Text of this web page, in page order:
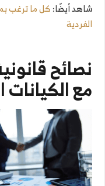
شاهد أيضًا:كل ما ترغب
الفردية
نصائح
مع الكيانات